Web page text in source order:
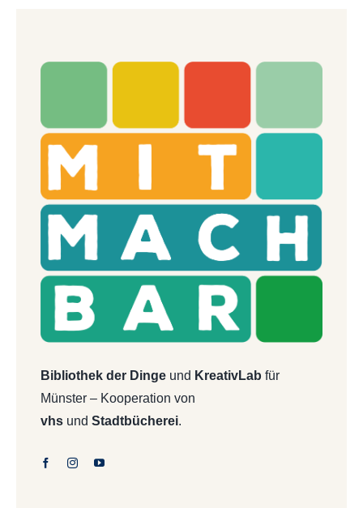
Bibliothek der Dingeund KreativLab für
Münster – Kooperation von
vhsund Stadtbücherei.